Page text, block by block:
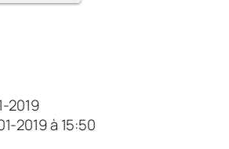
2019
2019 à 15:50